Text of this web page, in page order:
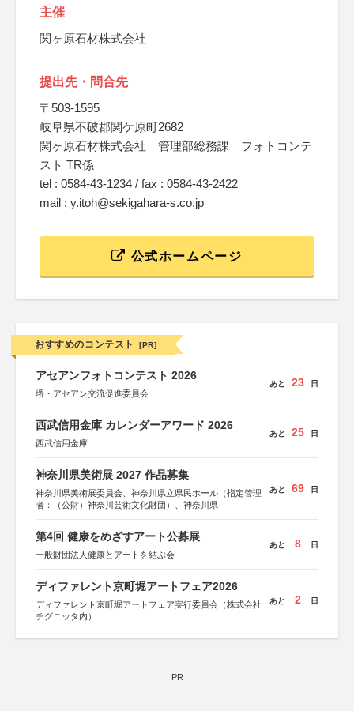
主催
関ヶ原石材株式会社
提出先・問合先
〒503-1595
岐阜県不破郡関ケ原町2682
関ヶ原石材株式会社 管理部総務課 フォトコンテ
スト TR係
tel : 0584-43-1234 / fax : 0584-43-2422
mail : y.itoh@sekigahara-s.co.jp
公式ホームページ
おすすめのコンテスト [PR]
アセアンフォトコンテスト 2026
堺・アセアン交流促進委員会
あと 23 日
西武信用金庫 カレンダーアワード 2026
西武信用金庫
あと 25 日
神奈川県美術展 2027 作品募集
神奈川県美術展委員会、神奈川県立県民ホール（指定管理
者：（公財）神奈川芸術文化財団）、神奈川県
あと 69 日
第4回 健康をめざすアート公募展
一般財団法人健康とアートを結ぶ会
あと 8 日
ディファレント京町堀アートフェア2026
ディファレント京町堀アートフェア実行委員会（株式会社
チグニッタ内）
あと 2 日
PR